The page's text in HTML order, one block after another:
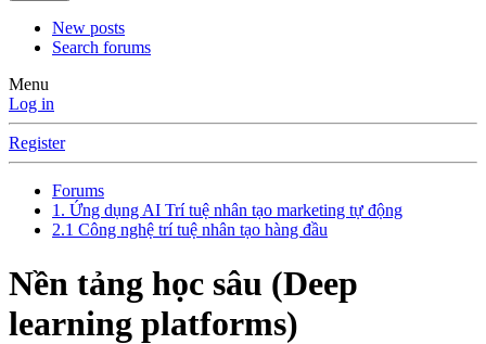
New posts
Search forums
Menu
Log in
Register
Forums
1. Ứng dụng AI Trí tuệ nhân tạo marketing tự động
2.1 Công nghệ trí tuệ nhân tạo hàng đầu
Nền tảng học sâu (Deep
learning platforms)